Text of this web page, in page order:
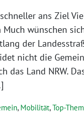
ans Ziel
Much wünschen
der
nicht die
das Land NRW.
, Mobilität,Top-